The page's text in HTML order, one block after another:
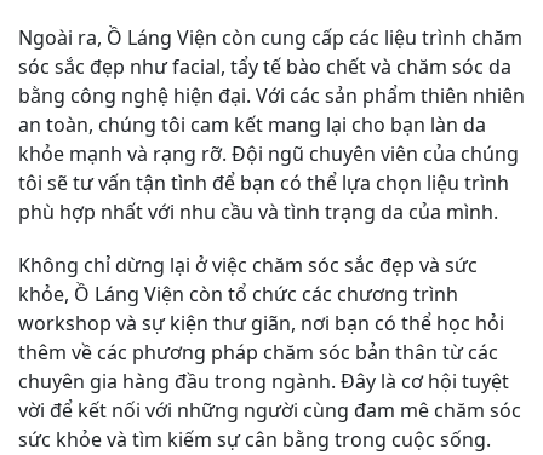
Ngoài ra, Ồ Láng Viện còn cung cấp các liệu trình chăm
sóc sắc đẹp như facial, tẩy tế bào chết và chăm sóc da
bằng công nghệ hiện đại. Với các sản phẩm thiên nhiên
an toàn, chúng tôi cam kết mang lại cho bạn làn da
khỏe mạnh và rạng rỡ. Đội ngũ chuyên viên của chúng
tôi sẽ tư vấn tận tình để bạn có thể lựa chọn liệu trình
phù hợp nhất với nhu cầu và tình trạng da của mình.
Không chỉ dừng lại ở việc chăm sóc sắc đẹp và sức
khỏe, Ồ Láng Viện còn tổ chức các chương trình
workshop và sự kiện thư giãn, nơi bạn có thể học hỏi
thêm về các phương pháp chăm sóc bản thân từ các
chuyên gia hàng đầu trong ngành. Đây là cơ hội tuyệt
vời để kết nối với những người cùng đam mê chăm sóc
sức khỏe và tìm kiếm sự cân bằng trong cuộc sống.